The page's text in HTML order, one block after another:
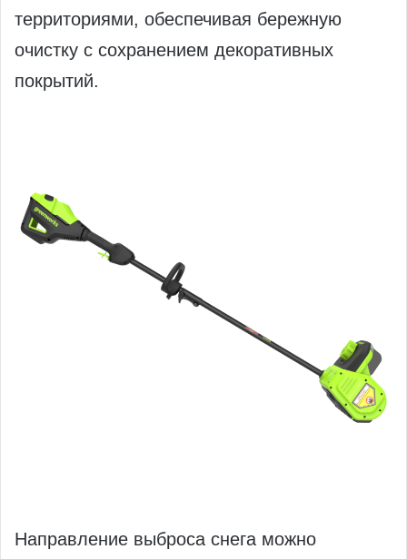
территориями, обеспечивая бережную
очистку с сохранением декоративных
покрытий.
Направление выброса снега можно